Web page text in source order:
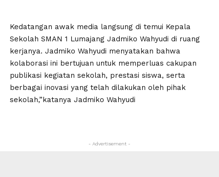
Kedatangan awak media langsung di temui Kepala
Sekolah SMAN 1 Lumajang Jadmiko Wahyudi di ruang
kerjanya. Jadmiko Wahyudi menyatakan bahwa
kolaborasi ini bertujuan untuk memperluas cakupan
publikasi kegiatan sekolah, prestasi siswa, serta
berbagai inovasi yang telah dilakukan oleh pihak
sekolah,”katanya Jadmiko Wahyudi
- Advertisement -